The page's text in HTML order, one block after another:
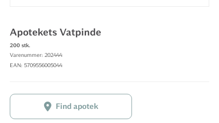
Apotekets Vatpinde
200 stk.
Varenummer: 202444
EAN: 5709556005044
Find apotek